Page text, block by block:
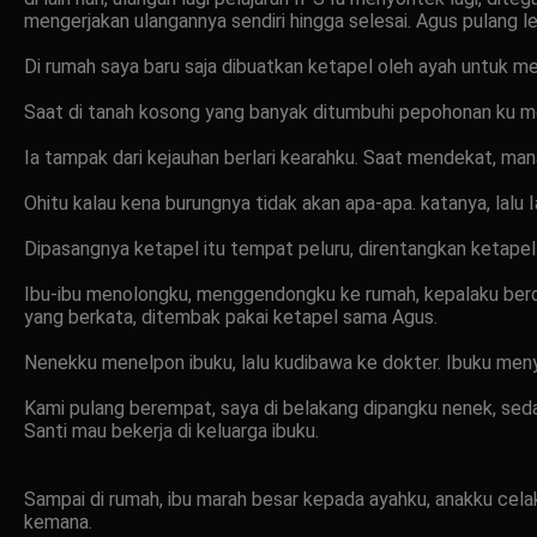
mengerjakan ulangannya sendiri hingga selesai. Agus pulang
Di rumah saya baru saja dibuatkan ketapel oleh ayah untuk
Saat di tanah kosong yang banyak ditumbuhi pepohonan ku
Ia tampak dari kejauhan berlari kearahku. Saat mendekat,
Ohitu kalau kena burungnya tidak akan apa-apa. katanya,
Dipasangnya ketapel itu tempat peluru, direntangkan
Ibu-ibu menolongku, menggendongku ke rumah, kepalaku
yang berkata, ditembak pakai ketapel sama Agus.
Nenekku menelpon ibuku, lalu kudibawa ke dokter. Ibuku
Kami pulang berempat, saya di belakang dipangku nenek,
Santi mau bekerja di keluarga ibuku.
Sampai di rumah, ibu marah besar kepada ayahku, anakku
kemana.